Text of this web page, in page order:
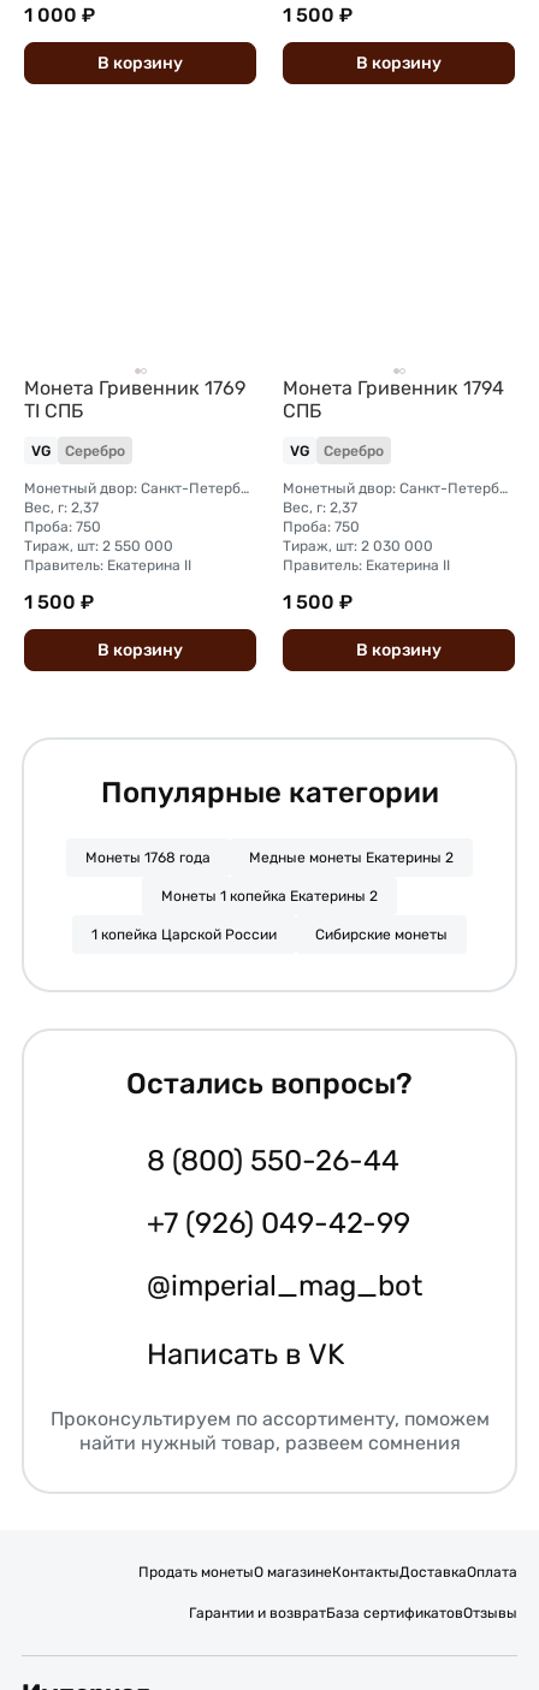
1 000 ₽
В корзину
1 500 ₽
В корзину
Монета Гривенник 1769
TI СПБ
VG Серебро
Монетный двор: Санкт-Петербургский монетный двор
Вес, г: 2,37
Проба: 750
Тираж, шт: 2 550 000
Правитель: Екатерина II
1 500 ₽
В корзину
Монета Гривенник 1794
СПБ
VG Серебро
Монетный двор: Санкт-Петербургский монетный двор
Вес, г: 2,37
Проба: 750
Тираж, шт: 2 030 000
Правитель: Екатерина II
1 500 ₽
В корзину
Популярные категории
Монеты 1768 года Медные монеты Екатерины 2
Монеты 1 копейка Екатерины 2
1 копейка Царской России Сибирские монеты
Остались вопросы?
8 (800) 550-26-44
+7 (926) 049-42-99
@imperial_mag_bot
Написать в VK
Проконсультируем по ассортименту, поможем
найти нужный товар, развеем сомнения
Продать монетыО магазинеКонтактыДоставкаОплата
Гарантии и возвратБаза сертификатовОтзывы